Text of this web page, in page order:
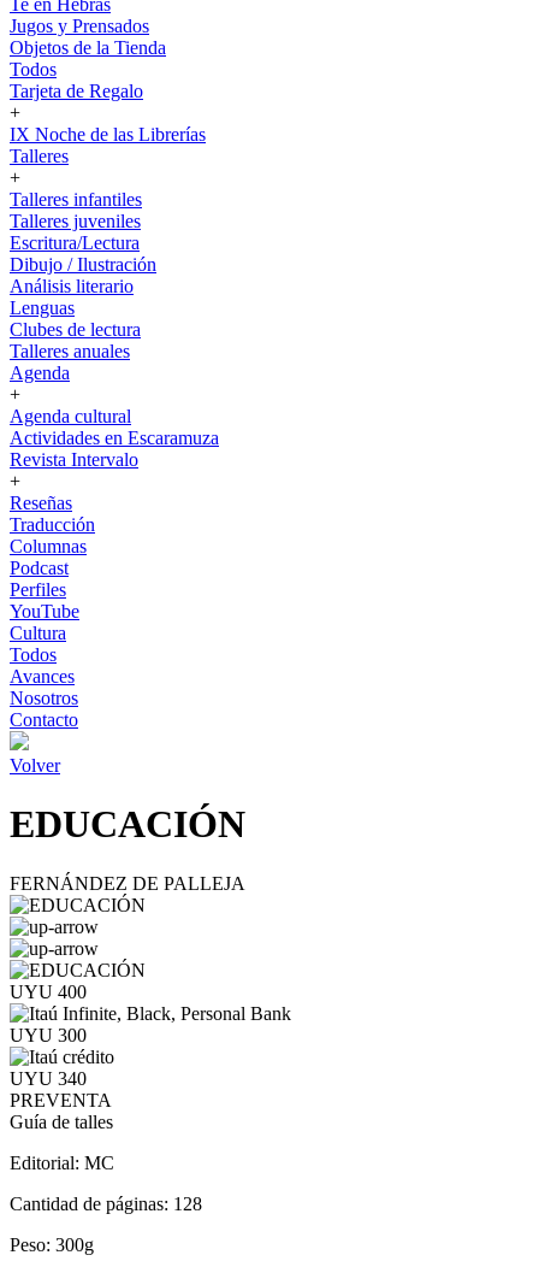
Te en Hebras
Jugos y Prensados
Objetos de la Tienda
Todos
Tarjeta de Regalo
+
IX Noche de las Librerías
Talleres
+
Talleres infantiles
Talleres juveniles
Escritura/Lectura
Dibujo / Ilustración
Análisis literario
Lenguas
Clubes de lectura
Talleres anuales
Agenda
+
Agenda cultural
Actividades en Escaramuza
Revista Intervalo
+
Reseñas
Traducción
Columnas
Podcast
Perfiles
YouTube
Cultura
Todos
Avances
Nosotros
Contacto
Volver
EDUCACIÓN
FERNÁNDEZ DE PALLEJA
UYU 400
UYU 300
UYU 340
PREVENTA
Guía de talles
Editorial: MC
Cantidad de páginas: 128
Peso: 300g